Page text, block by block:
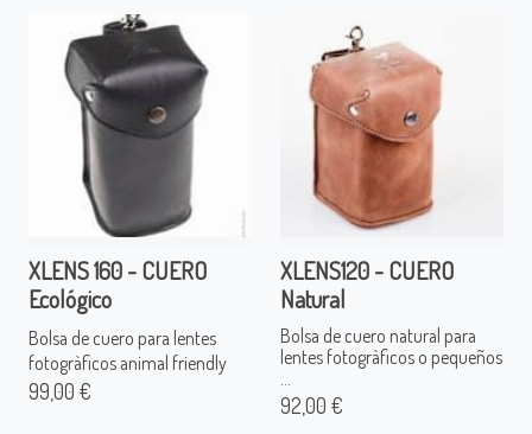
XLENS 160 - CUERO
Ecológico
Bolsa de cuero para lentes
fotogràficos animal friendly
99,00 €
XLENS120 - CUERO
Natural
Bolsa de cuero natural para
lentes fotogràficos o pequeños
92,00 €